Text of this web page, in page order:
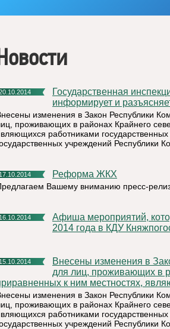
Государственная инспекция труда в Республике Коми
информирует и
изменения в Закон Республики
проживающих в районах Крайнего
работниками государственных
учреждений Республики
17.10.2014 Реформа ЖКХ
Вашему вниманию пресс-
16.10.2014
Афиша мероприятий, которые будут проведены в ноябре
2014 года в КДУ
15.10.2014
Внесены изменения в Закон РК «О гарантиях и компенсациях
для лиц, проживающих в
к ним местностях,
изменения в Закон Республики
проживающих в районах Крайнего
работниками государственных
учреждений Республики